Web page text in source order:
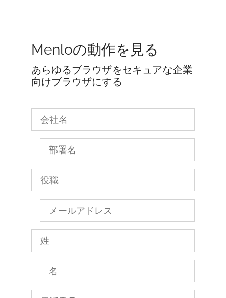
Menloの動作を見る
あらゆるブラウザをセキュアな企業
向けブラウザにする